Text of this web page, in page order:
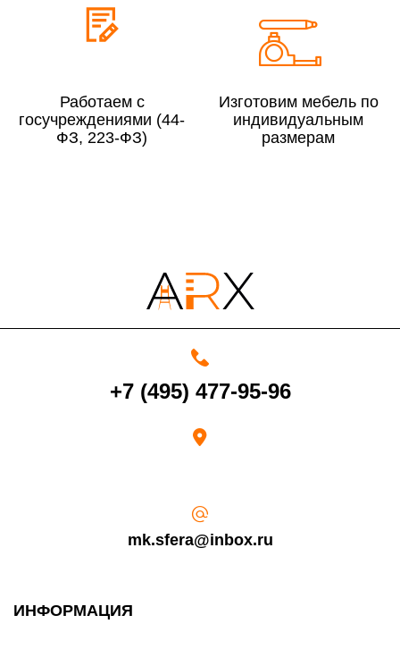
По Москве
10%
По Московской области
Срок возврата товара надлежащего качества составляет 30 дней с
счет в течение 5-30 рабочих дней (срок зависит от банка, который
выдал Вашу банковскую карту).
Работаем с
госучреждениями (44-
ФЗ, 223-ФЗ)
Изготовим мебель по
индивидуальным
размерам
+7 (495) 477-95-96
mk.sfera@inbox.ru
ИНФОРМАЦИЯ